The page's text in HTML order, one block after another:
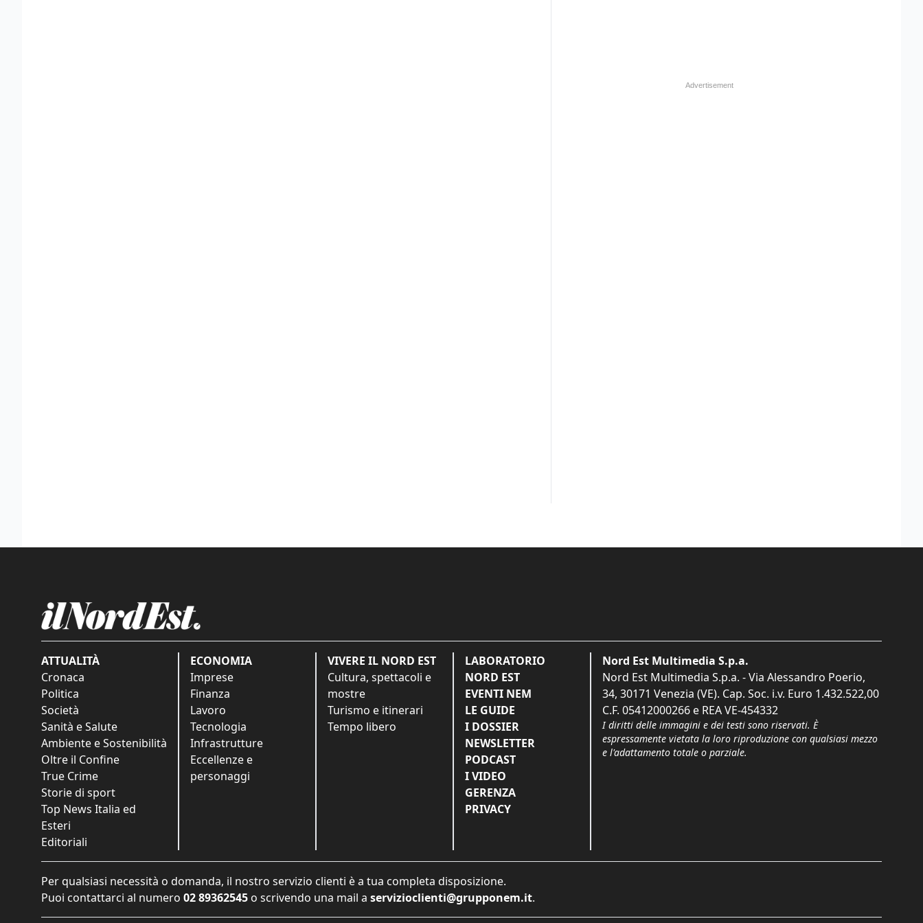
ATTUALITÀ
Cronaca
Politica
Società
Sanità e Salute
Ambiente e Sostenibilità
Oltre il Confine
True Crime
Storie di sport
Top News Italia ed
Esteri
Editoriali
ECONOMIA
Imprese
Finanza
Lavoro
Tecnologia
Infrastrutture
Eccellenze e
personaggi
VIVERE IL NORD EST
Cultura, spettacoli e
mostre
Turismo e itinerari
Tempo libero
LABORATORIO
NORD EST
EVENTI NEM
LE GUIDE
I DOSSIER
NEWSLETTER
PODCAST
I VIDEO
GERENZA
PRIVACY
Nord Est Multimedia S.p.a.
Nord Est Multimedia S.p.a. - Via Alessandro Poerio,
34, 30171 Venezia (VE). Cap. Soc. i.v. Euro 1.432.522,00
C.F. 05412000266 e REA VE-454332
I diritti delle immagini e dei testi sono riservati. È
espressamente vietata la loro riproduzione con qualsiasi mezzo
e l'adattamento totale o parziale.
Per qualsiasi necessità o domanda, il nostro servizio clienti è a tua completa disposizione.
Puoi contattarci al numero 02 89362545 o scrivendo una mail a servizioclienti@grupponem.it.